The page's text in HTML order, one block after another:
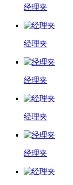
经理夹
经理夹
经理夹
经理夹
经理夹